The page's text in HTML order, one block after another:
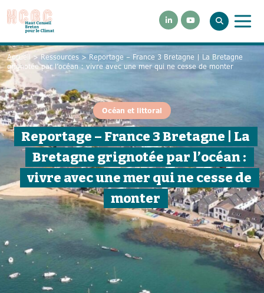
Océan et littoral
Reportage – France 3 Bretagne | La
Bretagne grignotée par l’océan :
vivre avec une mer qui ne cesse de
monter
Accueil>Ressources > Reportage – France 3 Bretagne | La Bretagne
grignotée par l’océan : vivre avec une mer qui ne cesse de monter